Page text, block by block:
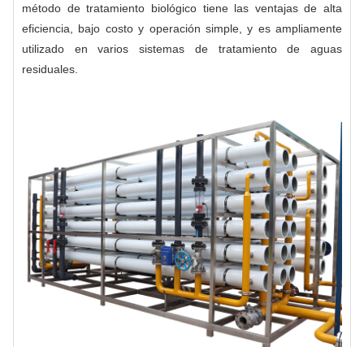
método de tratamiento biológico tiene las ventajas de alta
eficiencia, bajo costo y operación simple, y es ampliamente
utilizado en varios sistemas de tratamiento de aguas
residuales.